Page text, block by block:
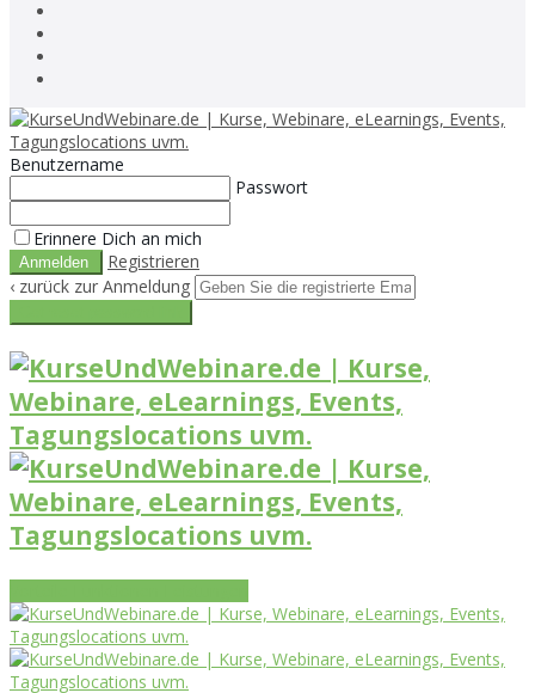
Benutzername
Passwort
Erinnere Dich an mich
Registrieren
‹ zurück zur Anmeldung